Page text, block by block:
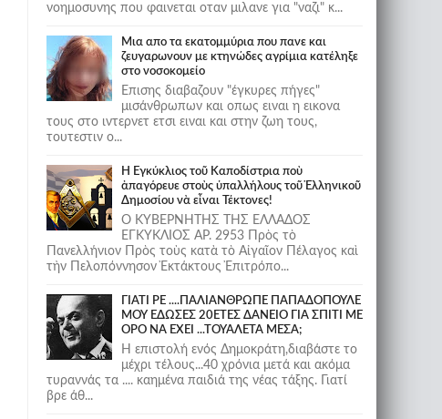
νοημοσυνης που φαινεται οταν μιλανε για "ναζι" κ...
Μια απο τα εκατομμύρια που πανε και
ζευγαρωνουν με κτηνώδες αγρίμια κατέληξε
στο νοσοκομείο
Επισης διαβαζουν "έγκυρες πήγες"
μισάνθρωπων και οπως ειναι η εικονα
τους στο ιντερνετ ετσι ειναι και στην ζωη τους,
τουτεστιν ο...
Ἡ Ἐγκύκλιος τοῦ Καποδίστρια ποὺ
ἀπαγόρευε στοὺς ὑπαλλήλους τοῦ Ἑλληνικοῦ
Δημοσίου νὰ εἶναι Τέκτονες!
Ο ΚΥΒΕΡΝΗΤΗΣ ΤΗΣ ΕΛΛΑΔΟΣ
ΕΓΚΥΚΛΙΟΣ ΑΡ. 2953 Πρὸς τὸ
Πανελλήνιον Πρὸς τοὺς κατὰ τὸ Αἰγαῖον Πέλαγος καὶ
τὴν Πελοπόννησον Ἐκτάκτους Ἐπιτρόπο...
ΓΙΑΤΙ ΡΕ ....ΠΑΛΙΑΝΘΡΩΠΕ ΠΑΠΑΔΟΠΟΥΛΕ
ΜΟΥ ΕΔΩΣΕΣ 20ΕΤΕΣ ΔΑΝΕΙΟ ΓΙΑ ΣΠΙΤΙ ΜΕ
ΟΡΟ ΝΑ ΕΧΕΙ ...ΤΟΥΑΛΕΤΑ ΜΕΣΑ;
Η επιστολή ενός Δημοκράτη,διαβάστε το
μέχρι τέλους...40 χρόνια μετά και ακόμα
τυραννάς τα .... καημένα παιδιά της νέας τάξης. Γιατί
βρε άθ...